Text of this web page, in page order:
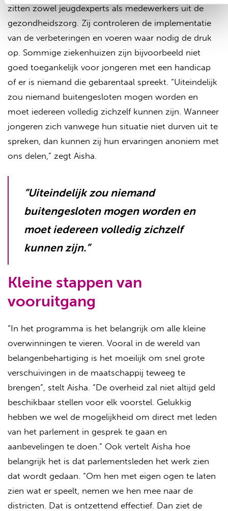
zitten zowel jeugdexperts als medewerkers uit de
gezondheidszorg. Zij controleren de implementatie
van de verbeteringen en voeren waar nodig de druk
op. Sommige ziekenhuizen zijn bijvoorbeeld niet
goed toegankelijk voor jongeren met een handicap
of er is niemand die gebarentaal spreekt. “Uiteindelijk
zou niemand buitengesloten mogen worden en
moet iedereen volledig zichzelf kunnen zijn. Wanneer
jongeren zich vanwege hun situatie niet durven uit te
spreken, dan kunnen zij hun ervaringen anoniem met
ons delen,” zegt Aisha.
“Uiteindelijk zou niemand
buitengesloten mogen worden en
moet iedereen volledig zichzelf
kunnen zijn.”
Kleine stappen van
vooruitgang
“In het programma is het belangrijk om alle kleine
overwinningen te vieren. Vooral in de wereld van
belangenbehartiging is het moeilijk om snel grote
verschuivingen in de maatschappij teweeg te
brengen”, stelt Aisha. “De overheid zal niet altijd geld
beschikbaar stellen voor elk voorstel. Gelukkig
hebben we wel de mogelijkheid om direct met leden
van het parlement in gesprek te gaan en
aanbevelingen te doen.” Ook vertelt Aisha hoe
belangrijk het is dat parlementsleden het werk zien
dat wordt gedaan. “Om hen met eigen ogen te laten
zien wat er speelt, nemen we hen mee naar de
districten. Dat is ontzettend effectief. Dan ziet de